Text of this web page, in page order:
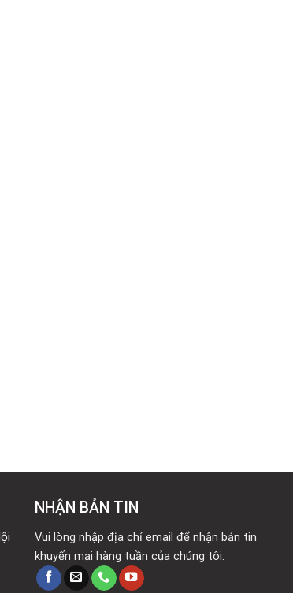
NHẬN BẢN TIN
Vui lòng nhập địa chỉ email để nhận bản tin
khuyến mại hàng tuần của chúng tôi: